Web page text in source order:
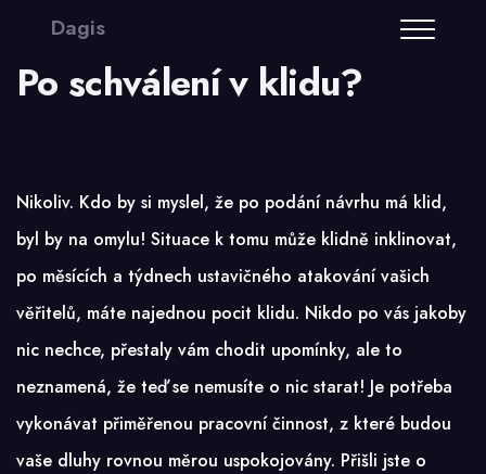
Dagis
Po schválení v klidu?
Nikoliv. Kdo by si myslel, že po podání návrhu má klid,
byl by na omylu! Situace k tomu může klidně inklinovat,
po měsících a týdnech ustavičného atakování vašich
věřitelů, máte najednou pocit klidu. Nikdo po vás jakoby
nic nechce, přestaly vám chodit upomínky, ale to
neznamená, že teď se nemusíte o nic starat! Je potřeba
vykonávat přiměřenou pracovní činnost, z které budou
vaše dluhy rovnou měrou uspokojovány. Přišli jste o